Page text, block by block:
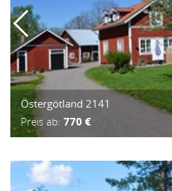
Östergötland 2141
Preis ab: 770 €